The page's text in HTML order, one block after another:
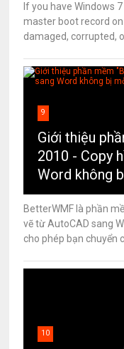
If you have Windows
master boot record
damaged, corrupted,
9
Giới thiệu
2010 - Copy
Word không
BetterWMF là phần
vẽ từ AutoCAD sang
cho phép bạn chuyển
10